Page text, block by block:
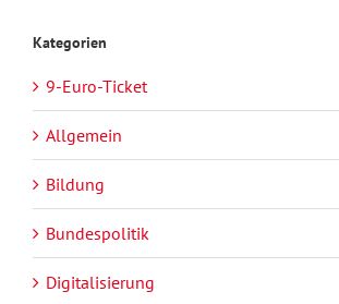
Kategorien
9-Euro-Ticket
Allgemein
Bildung
Bundespolitik
Digitalisierung